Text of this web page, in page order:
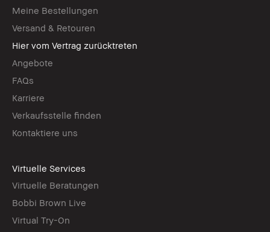
Meine Bestellungen
Versand & Retouren
Hier vom Vertrag zurücktreten
Angebote
FAQs
Karriere
Verkaufsstelle finden
Kontaktiere uns
Virtuelle Services
Virtuelle Beratungen
Bobbi Brown Live
Virtual Try-On